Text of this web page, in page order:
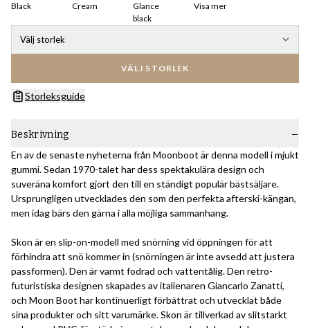
Black Cream
Glance
black
Visa mer
Välj storlek
VÄLJ STORLEK
Storleksguide
Beskrivning
En av de senaste nyheterna från Moonboot är denna modell i mjukt
gummi. Sedan 1970-talet har dess spektakulära design och
suveräna komfort gjort den till en ständigt populär bästsäljare.
Ursprungligen utvecklades den som den perfekta afterski-kängan,
men idag bärs den gärna i alla möjliga sammanhang.
Skon är en slip-on-modell med snörning vid öppningen för att
förhindra att snö kommer in (snörningen är inte avsedd att justera
passformen). Den är varmt fodrad och vattentålig. Den retro-
futuristiska designen skapades av italienaren Giancarlo Zanatti,
och Moon Boot har kontinuerligt förbättrat och utvecklat både
sina produkter och sitt varumärke. Skon är tillverkad av slitstarkt